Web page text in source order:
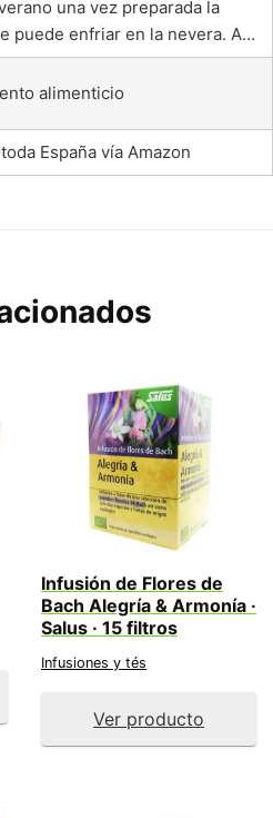
una vez preparada la
puede enfriar en la nevera. A…
alimenticio
España vía Amazon
Infusión de Flores de
Bach Alegría & Armonía ·
Salus · 15 filtros
Infusiones y tés
Ver producto